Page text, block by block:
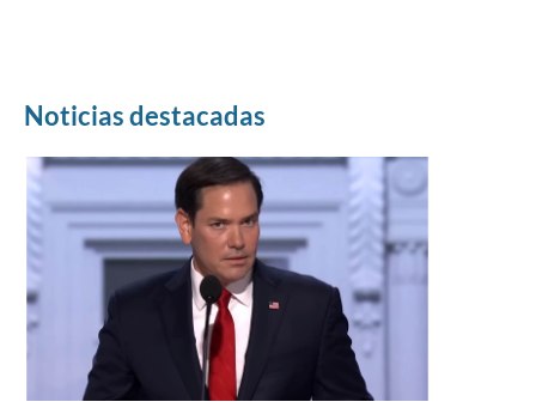
Noticias destacadas